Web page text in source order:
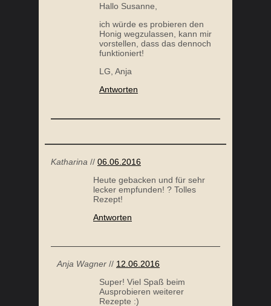
Hallo Susanne,
ich würde es probieren den
Honig wegzulassen, kann mir
vorstellen, dass das dennoch
funktioniert!
LG, Anja
Antworten
Katharina // 06.06.2016
Heute gebacken und für sehr
lecker empfunden! ? Tolles
Rezept!
Antworten
Anja Wagner // 12.06.2016
Super! Viel Spaß beim
Ausprobieren weiterer
Rezepte :)